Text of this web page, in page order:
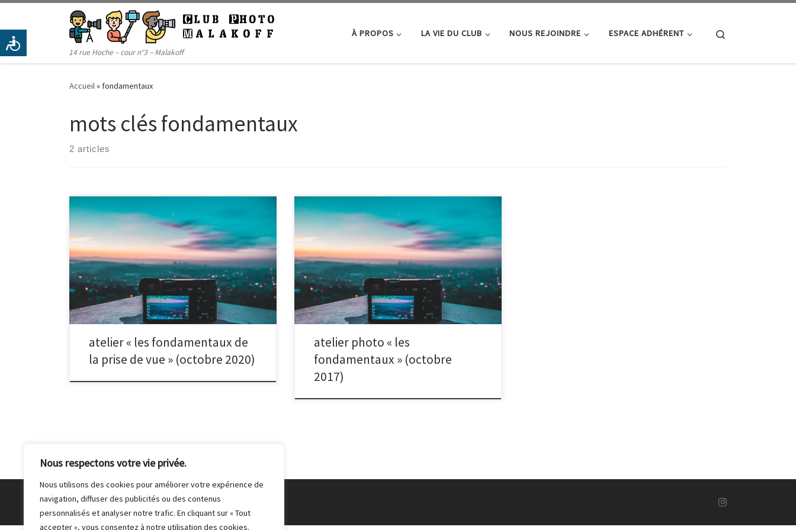
Nous respectons votre vie privée.
Nous utilisons des cookies pour améliorer votre expérience de
navigation, diffuser des publicités ou des contenus
personnalisés et analyser notre trafic. En cliquant sur « Tout
accepter », vous consentez à notre utilisation des cookies.
Passer au contenu
14 rue Hoche – cour n°3 – Malakoff
À PROPOS LA VIE DU CLUB NOUS REJOINDRE ESPACE ADHÉRENT
Accueil»fondamentaux
mots clés fondamentaux
2 articles
Le club vous attend pour le cours sur les
fondamentaux de la prise de vue. Nous aborderons
entre autres les notions de profondeur de champ, de
vitesse et d’ISO… Nous parlerons aussi de modes de
prises de vue et de composition. Nous vous donnons
rendez-vous le mardi 13 octobre à 20h00 au local du
club. Pensez à prendre votre appareil photo et sa
notice d’utilisation.
atelier « les fondamentaux de
la prise de vue » (octobre 2020)
Le club vous attend pour notre cours sur les
fondamentaux de la prise de vue. Nous aborderons
entre autres les notions de profondeur de champ, de
vitesse et d’ISO… Nous parlerons aussi de modes de
prises de vue et de composition. Nous vous donnons
rendez-vous le mercredi 18 octobre 2017 à 20h30 au
local du club. Pensez à prendre votre appareil photo
et sa notice d’utilisation.
atelier photo « les
fondamentaux » (octobre
2017)
© 2026Club Photo de Malakoff– Tous droits réservés